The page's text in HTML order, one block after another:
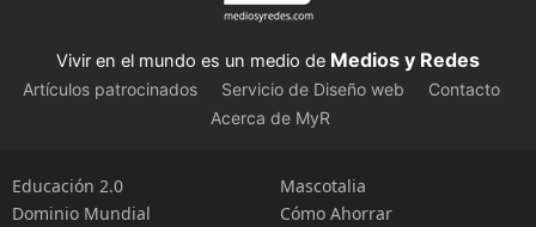
Vivir en el mundo es un medio de Medios y Redes
Artículos patrocinados Servicio de Diseño web
Contacto
Acerca de MyR
Educación 2.0
Dominio Mundial
Mascotalia
Cómo Ahorrar